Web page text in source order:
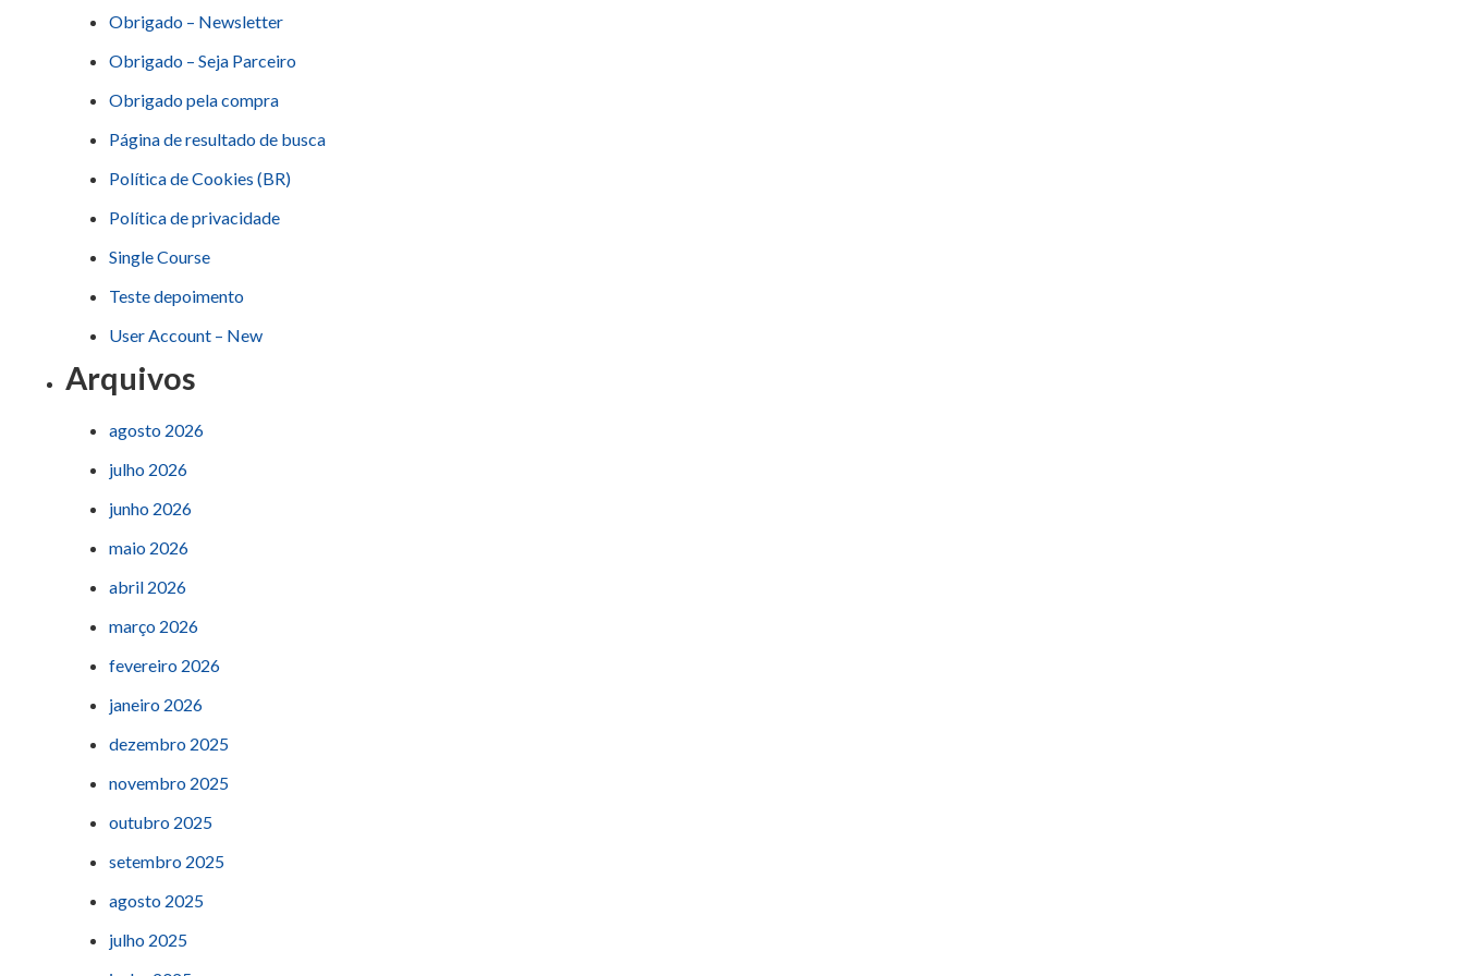
Obrigado – Newsletter
Obrigado – Seja Parceiro
Obrigado pela compra
Página de resultado de busca
Política de Cookies (BR)
Política de privacidade
Single Course
Teste depoimento
User Account – New
Arquivos
agosto 2026
julho 2026
junho 2026
maio 2026
abril 2026
março 2026
fevereiro 2026
janeiro 2026
dezembro 2025
novembro 2025
outubro 2025
setembro 2025
agosto 2025
julho 2025